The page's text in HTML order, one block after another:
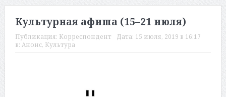
Культурная афиша (15–21 июля)
Публикация: Корреспондент Дата: 15 июля, 2019 в 16:17
в: Анонс, Культура